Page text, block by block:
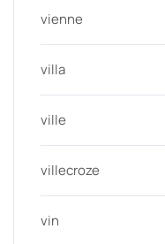
vienne
villa
ville
villecroze
vin